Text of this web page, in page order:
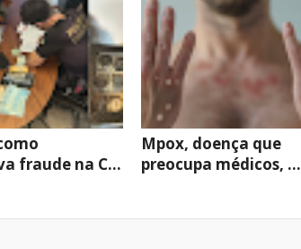
fraude na C...
Mpox, doença que
preocupa médicos, ...